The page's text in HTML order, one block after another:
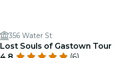
356 Water St
Lost Souls of Gastown Tour